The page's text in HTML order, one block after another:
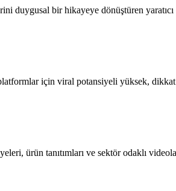
duygusal bir hikayeye dönüştüren
için viral potansiyeli yüksek,
ürün tanıtımları ve sektör odaklı